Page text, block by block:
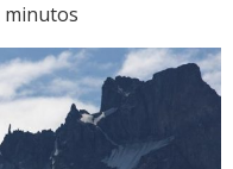
minutos